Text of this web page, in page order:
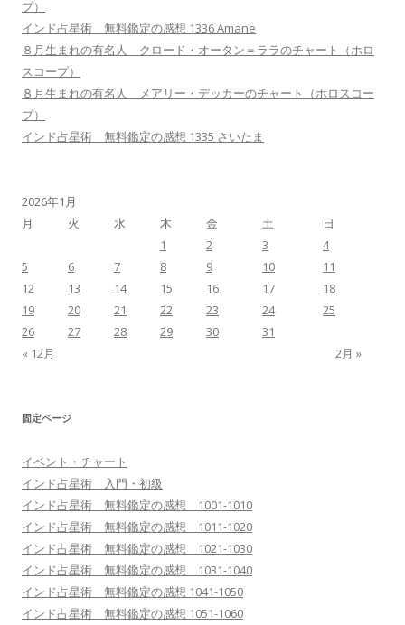
プ）
インド占星術 無料鑑定の感想 1336 Amane
８月生まれの有名人 クロード・オータン＝ララのチャート（ホロ
スコープ）
８月生まれの有名人 メアリー・デッカーのチャート（ホロスコー
プ）
インド占星術 無料鑑定の感想 1335 さいたま
2026年1月
月
火 水 木 金 土 日
« 12月 2月 »
1 2 3
4
5
6 7 8 9 10
11
12
13 14 15 16 17
18
19
20 21 22 23 24
25
26
27 28 29 30 31
固定ページ
イベント・チャート
インド占星術 入門・初級
インド占星術 無料鑑定の感想 1001-1010
インド占星術 無料鑑定の感想 1011-1020
インド占星術 無料鑑定の感想 1021-1030
インド占星術 無料鑑定の感想 1031-1040
インド占星術 無料鑑定の感想 1041-1050
インド占星術 無料鑑定の感想 1051-1060